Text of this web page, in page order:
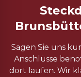
Sagen Sie uns
Anschlüsse
dort laufen. Wir